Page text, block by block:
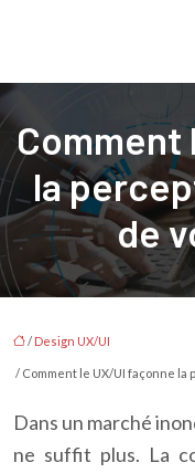
Comment
la
de
/ Design UX/UI
/ Comment le UX/UI façonne
Dans un marché
ne suffit plus. La